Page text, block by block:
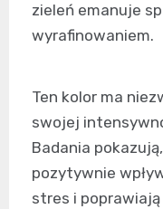
zieleń emanuje
wyrafinowaniem.
Ten kolor ma
swojej
Badania
pozytywnie
stres i